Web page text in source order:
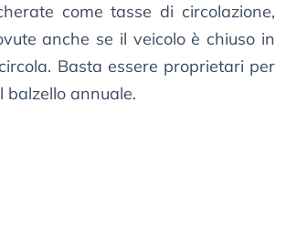
come tasse di circolazione,
anche se il veicolo è chiuso in
Basta essere proprietari per
annuale.